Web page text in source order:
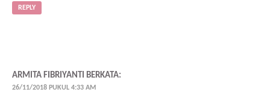
REPLY
ARMITA FIBRIYANTI BERKATA:
26/11/2018 PUKUL 4:33 AM